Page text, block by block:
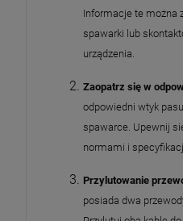
Informacje te można
spawarki lub
urządzenia.
Zaopatrz się w
odpowiedni wtyk
spawarce. Upewnij
normami i
Przylutowanie
posiada dwa